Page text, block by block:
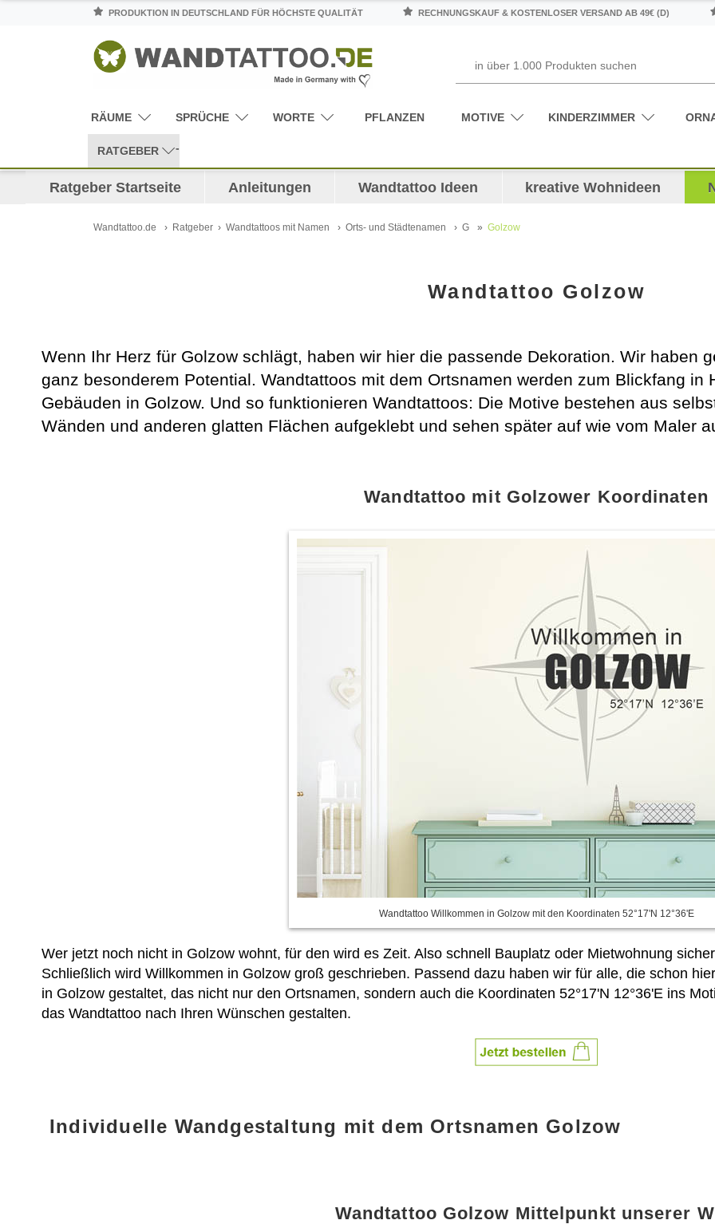
PRODUKTION IN DEUTSCHLAND FÜR HÖCHSTE QUALITÄT RECHNUNGSKAUF & KOSTENLOSER VERSAND AB 49€ (D)
RÄUME SPRÜCHE WORTE PFLANZEN MOTIVE KINDERZIMMER
RATGEBER
Ratgeber Startseite Anleitungen Wandtattoo Ideen kreative Wohnideen
Wandtattoo.de Ratgeber Wandtattoos mit Namen Orts- und Städtenamen G Golzow
Wandtattoo Golzow
Wenn Ihr Herz für Golzow schlägt, haben wir hier die passende Dekoration. Wir haben
ganz besonderem Potential. Wandtattoos mit dem Ortsnamen werden zum Blickfang in
Gebäuden in Golzow. Und so funktionieren Wandtattoos: Die Motive bestehen aus
Wänden und anderen glatten Flächen aufgeklebt und sehen später auf wie vom Maler
Wandtattoo mit Golzower Koordinaten
Wandtattoo Willkommen in Golzow mit den Koordinaten 52°17'N 12°36'E
Wer jetzt noch nicht in Golzow wohnt, für den wird es Zeit. Also schnell Bauplatz oder Mietwohnung
Schließlich wird Willkommen in Golzow groß geschrieben. Passend dazu haben wir für alle, die schon
in Golzow gestaltet, das nicht nur den Ortsnamen, sondern auch die Koordinaten 52°17'N 12°36'E ins
das Wandtattoo nach Ihren Wünschen gestalten.
Individuelle Wandgestaltung mit dem Ortsnamen Golzow
Wandtattoo Golzow Mittelpunkt unserer